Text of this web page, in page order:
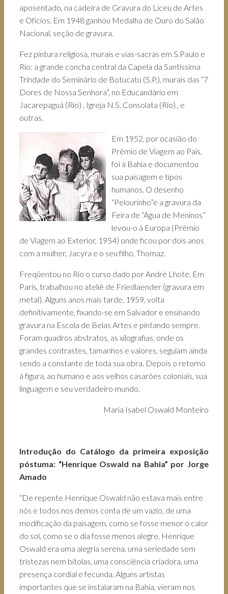
aposentado, na cadeira de Gravura do Liceu de Artes
e Ofícios. Em 1948 ganhou Medalha de Ouro do Salão
Nacional, seção de gravura.
Fez pintura religiosa, murais e vias-sacras em S.Paulo e
Rio: a grande concha central da Capela da Santíssima
Trindade do Seminário de Botucatu (S.P.), murais das “7
Dores de Nossa Senhora”, no Educandário em
Jacarepaguá (Rio) , Igreja N.S. Consolata (Rio) , e
outras.
Em 1952, por ocasião do
Prêmio de Viagem ao País,
foi à Bahia e documentou
sua paisagem e tipos
humanos. O desenho
“Pelourinho”e a gravura da
Feira de “Água de Meninos”
levou-o à Europa (Prêmio
de Viagem ao Exterior, 1954) onde ficou por dois anos
com a mulher, Jacyra e o seu filho, Thomaz.
Freqüentou no Rio o curso dado por André Lhote. Em
Paris, trabalhou no ateliê de Friedlaender (gravura em
metal). Alguns anos mais tarde, 1959, volta
definitivamente, fixando-se em Salvador e ensinando
gravura na Escola de Belas Artes e pintando sempre.
Foram quadros abstratos, as xilografias, onde os
grandes contrastes, tamanhos e valores, seguiam ainda
sendo a constante de toda sua obra. Depois o retorno
à figura, ao humano e aos velhos casarões coloniais, sua
linguagem e seu verdadeiro mundo.
Maria Isabel Oswald Monteiro
Introdução do Catálogo da primeira exposição
póstuma: “Henrique Oswald na Bahia” por Jorge
Amado
“De repente Henrique Oswald não estava mais entre
nós e todos nos demos conta de um vazio, de uma
modificação da paisagem, como se fosse menor o calor
do sol, como se o dia fosse menos alegre. Henrique
Oswald era uma alegria serena, uma seriedade sem
tristezas nem bitolas, uma consciência criadora, uma
presença cordial e fecunda. Alguns artistas
importantes que se instalaram na Bahia, vieram nos